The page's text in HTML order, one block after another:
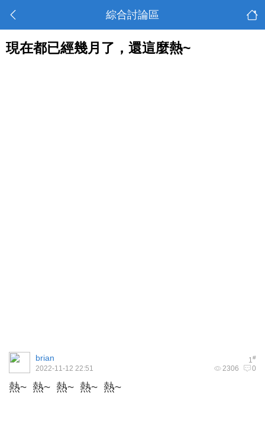
綜合討論區
現在都已經幾月了，還這麼熱~
1#
brian
2306 0
2022-11-12 22:51
熱~ 熱~ 熱~ 熱~ 熱~